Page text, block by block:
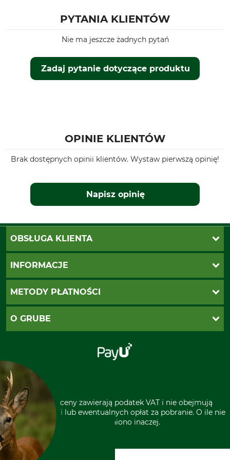
Pora roku
Jesień
Wiosna
Kaptur
Dopasowanie
Regular
PYTANIA KLIENTÓW
Zadaj pytanie dotyczące produktu
Nie ma jeszcze żadnych pytań
OPINIE KLIENTÓW
Brak dostępnych opinii klientów. Wystaw pierwszą opinię!
Napisz opinię
OBSŁUGA KLIENTA
Katalogi Grube
Ustawienia plików cookie
INFORMACJE
Koszty dostawy
Odstąpienie od zamówienia
METODY PŁATNOŚCI
PayU
O GRUBE
Grube w Europie
* Wszystkie ceny zawierają podatek VAT i nie obejmują
kosztów wysyłki lub ewentualnych opłat za pobranie. O ile nie
wyszczególniono inaczej.